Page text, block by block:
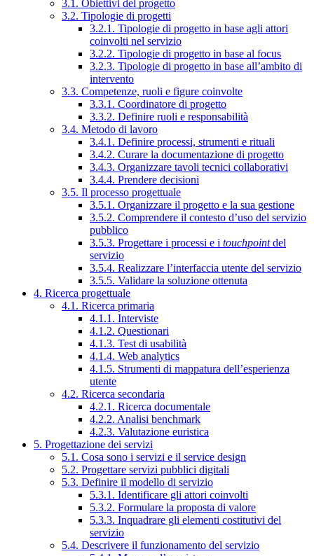
3.1. Obiettivi del progetto
3.2. Tipologie di progetti
3.2.1. Tipologie di progetto in base agli attori
coinvolti nel servizio
3.2.2. Tipologie di progetto in base al focus
3.2.3. Tipologie di progetto in base all’ambito di
intervento
3.3. Competenze, ruoli e figure coinvolte
3.3.1. Coordinatore di progetto
3.3.2. Definire ruoli e responsabilità
3.4. Metodo di lavoro
3.4.1. Definire processi, strumenti e rituali
3.4.2. Curare la documentazione di progetto
3.4.3. Organizzare tavoli tecnici collaborativi
3.4.4. Prendere decisioni
3.5. Il processo progettuale
3.5.1. Organizzare il progetto e la sua gestione
3.5.2. Comprendere il contesto d’uso del servizio
pubblico
3.5.3. Progettare i processi e i touchpointdel
servizio
3.5.4. Realizzare l’interfaccia utente del servizio
3.5.5. Validare la soluzione ottenuta
4. Ricerca progettuale
4.1. Ricerca primaria
4.1.1. Interviste
4.1.2. Questionari
4.1.3. Test di usabilità
4.1.4. Web analytics
4.1.5. Strumenti di mappatura dell’esperienza
utente
4.2. Ricerca secondaria
4.2.1. Ricerca documentale
4.2.2. Analisi benchmark
4.2.3. Valutazione euristica
5. Progettazione dei servizi
5.1. Cosa sono i servizi e il service design
5.2. Progettare servizi pubblici digitali
5.3. Definire il modello di servizio
5.3.1. Identificare gli attori coinvolti
5.3.2. Formulare la proposta di valore
5.3.3. Inquadrare gli elementi costitutivi del
servizio
5.4. Descrivere il funzionamento del servizio